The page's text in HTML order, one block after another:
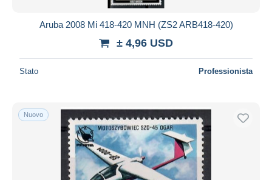
Aruba 2008 Mi 418-420 MNH (ZS2 ARB418-420)
± 4,96 USD
Stato Professionista
Nuovo